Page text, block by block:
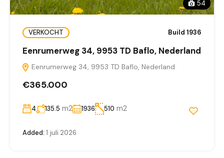
54
VERKOCHT Build 1936
Eenrumerweg 34, 9953 TD Baflo, Nederland
Eenrumerweg 34, 9953 TD Baflo, Nederland
€365.000
4 135.5 m2 1936 510 m2
Added: 1 juli 2026